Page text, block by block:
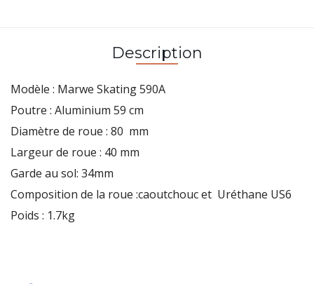
Description
Modèle : Marwe Skating 590A
Poutre : Aluminium 59 cm
Diamètre de roue : 80 mm
Largeur de roue : 40 mm
Garde au sol: 34mm
Composition de la roue :caoutchouc et Uréthane US6
Poids : 1.7kg